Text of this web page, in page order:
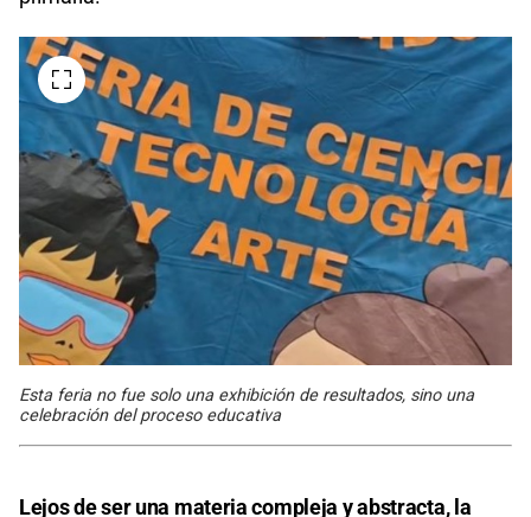
Esta feria no fue solo una exhibición de resultados, sino una
celebración del proceso educativa
Lejos de ser una materia compleja y abstracta, la